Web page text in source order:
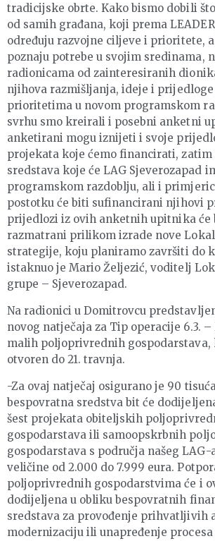
tradicijske obrte. Kako bismo dobili
od samih građana, koji prema
određuju razvojne ciljeve i prioritete,
poznaju potrebe u svojim sredinama,
radionicama od zainteresiranih
njihova razmišljanja, ideje i
prioritetima u novom programskom
svrhu smo kreirali i posebni anketni
anketirani mogu iznijeti i svoje
projekata koje ćemo financirati,
sredstava koje će LAG Sjeverozapad
programskom razdoblju, ali i
postotku će biti sufinancirani njihovi
prijedlozi iz ovih anketnih upitnika će
razmatrani prilikom izrade nove
strategije, koju planiramo završiti do
istaknuo je Mario Željezić, voditelj
grupe – Sjeverozapad.
Na radionici u Domitrovcu
novog natječaja za Tip operacije 6.3.
malih poljoprivrednih gospodarstava,
otvoren do 21. travnja.
-Za ovaj natječaj osigurano je 90
bespovratna sredstva bit će
šest projekata obiteljskih
gospodarstava ili samoopskrbnih
gospodarstava s područja našeg LAG-
veličine od 2.000 do 7.999 eura.
poljoprivrednih gospodarstvima će i
dodijeljena u obliku bespovratnih
sredstava za provođenje prihvatljivih
modernizaciju ili unapređenje